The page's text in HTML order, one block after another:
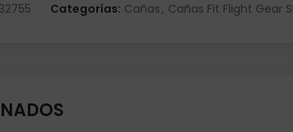
32755 Categorías: Cañas, Cañas Fit Flight Gear